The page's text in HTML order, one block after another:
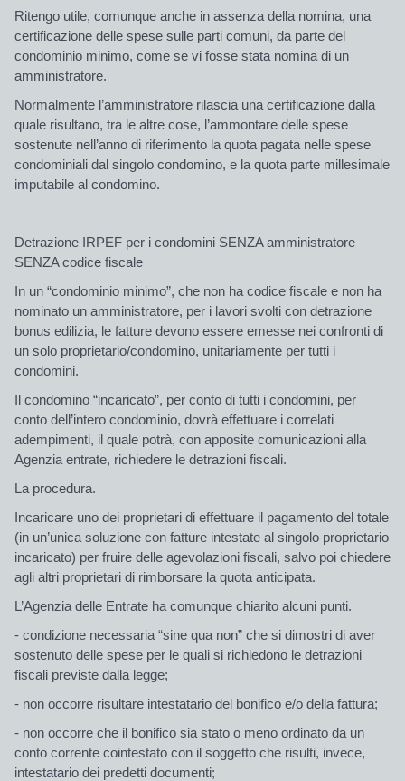
Ritengo utile, comunque anche in assenza della nomina, una
certificazione delle spese sulle parti comuni, da parte del
condominio minimo, come se vi fosse stata nomina di un
amministratore.
Normalmente l’amministratore rilascia una certificazione dalla
quale risultano, tra le altre cose, l’ammontare delle spese
sostenute nell’anno di riferimento la quota pagata nelle spese
condominiali dal singolo condomino, e la quota parte millesimale
imputabile al condomino.
Detrazione IRPEF per i condomini SENZA amministratore
SENZA codice fiscale
In un “condominio minimo”, che non ha codice fiscale e non ha
nominato un amministratore, per i lavori svolti con detrazione
bonus edilizia, le fatture devono essere emesse nei confronti di
un solo proprietario/condomino, unitariamente per tutti i
condomini.
Il condomino “incaricato”, per conto di tutti i condomini, per
conto dell’intero condominio, dovrà effettuare i correlati
adempimenti, il quale potrà, con apposite comunicazioni alla
Agenzia entrate, richiedere le detrazioni fiscali.
La procedura.
Incaricare uno dei proprietari di effettuare il pagamento del totale
(in un’unica soluzione con fatture intestate al singolo proprietario
incaricato) per fruire delle agevolazioni fiscali, salvo poi chiedere
agli altri proprietari di rimborsare la quota anticipata.
L’Agenzia delle Entrate ha comunque chiarito alcuni punti.
- condizione necessaria “sine qua non” che si dimostri di aver
sostenuto delle spese per le quali si richiedono le detrazioni
fiscali previste dalla legge;
- non occorre risultare intestatario del bonifico e/o della fattura;
- non occorre che il bonifico sia stato o meno ordinato da un
conto corrente cointestato con il soggetto che risulti, invece,
intestatario dei predetti documenti;